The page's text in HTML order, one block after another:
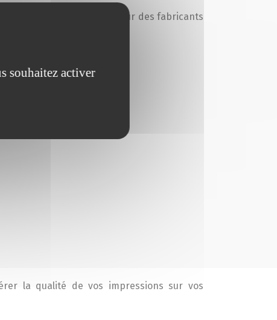
lors de mises à jour des fabricants
la qualité de vos impressions sur vos
souhaitez activer